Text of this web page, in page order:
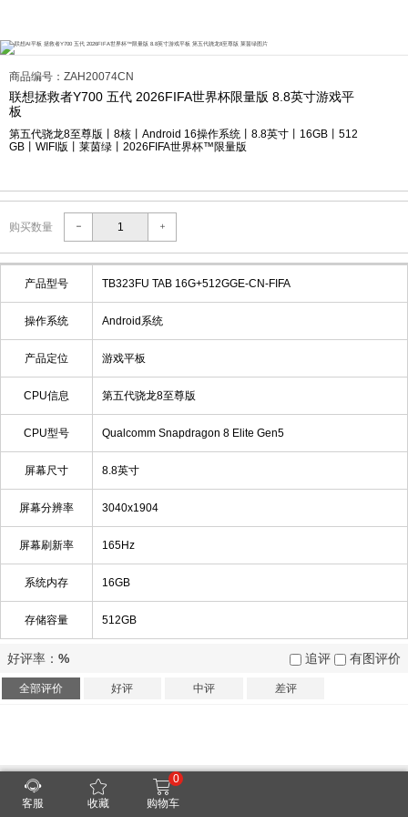
商品编号：ZAH20074CN
联想拯救者Y700 五代 2026FIFA世界杯限量版 8.8英寸游戏平
板
第五代骁龙8至尊版丨8核丨Android 16操作系统丨8.8英寸丨16GB丨512
GB丨WIFI版丨莱茵绿丨2026FIFA世界杯™限量版
购买数量
产品型号 TB323FU TAB 16G+512GGE-CN-FIFA
操作系统 Android系统
产品定位 游戏平板
CPU信息 第五代骁龙8至尊版
CPU型号 Qualcomm Snapdragon 8 Elite Gen5
屏幕尺寸 8.8英寸
屏幕分辨率 3040x1904
屏幕刷新率 165Hz
系统内存 16GB
存储容量 512GB
好评率： % 追评 有图评价
全部评价 好评 中评 差评
客服 收藏
0
购物车